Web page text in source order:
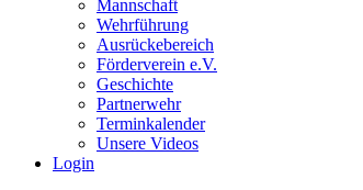
Mannschaft
Wehrführung
Ausrückebereich
Förderverein e.V.
Geschichte
Partnerwehr
Terminkalender
Unsere Videos
Login